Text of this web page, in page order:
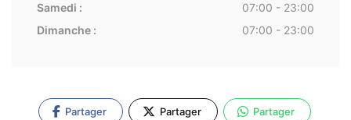
Samedi :
07:00 - 23:00
Dimanche :
07:00 - 23:00
Partager Partager Partager